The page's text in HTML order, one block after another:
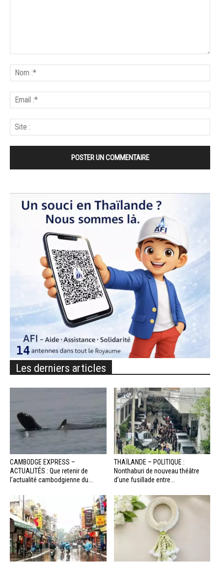
Les derniers articles
CAMBODGE EXPRESS –
ACTUALITÉS : Que retenir de
l’actualité cambodgienne du...
THAÏLANDE – POLITIQUE :
Nonthaburi de nouveau théâtre
d’une fusillade entre...